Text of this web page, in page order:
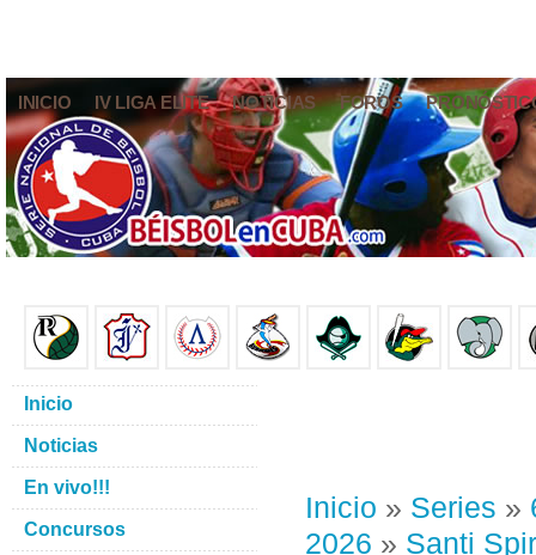
INICIO IV LIGA ELITE NOTICIAS FOROS
Inicio » Series »
2026 » Santi
Inicio
Noticias
En vivo!!!
Concursos